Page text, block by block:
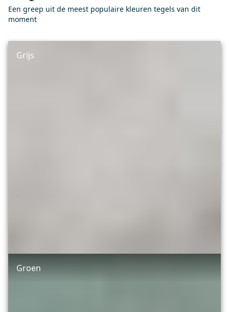
Een greep uit de meest populaire kleuren tegels van dit
moment
Grijs
Groen